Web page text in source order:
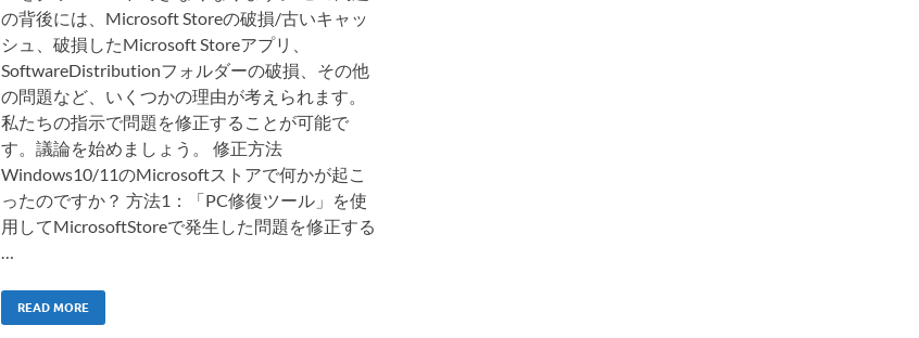
の背後には、Microsoft Storeの破損/古いキャッ
シュ、破損したMicrosoft Storeアプリ、
SoftwareDistributionフォルダーの破損、その他
の問題など、いくつかの理由が考えられます。
私たちの指示で問題を修正することが可能で
す。議論を始めましょう。 修正方法
Windows10/11のMicrosoftストアで何かが起こ
ったのですか？ 方法1：「PC修復ツール」を使
用してMicrosoftStoreで発生した問題を修正する
READ MORE